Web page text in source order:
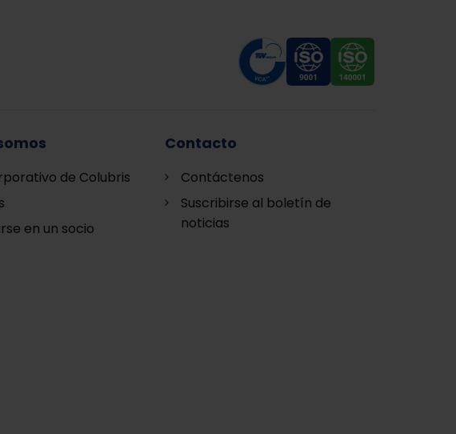
de Colubris
en un socio
Contacto
Contáctenos
Suscribirse al boletín de
noticias